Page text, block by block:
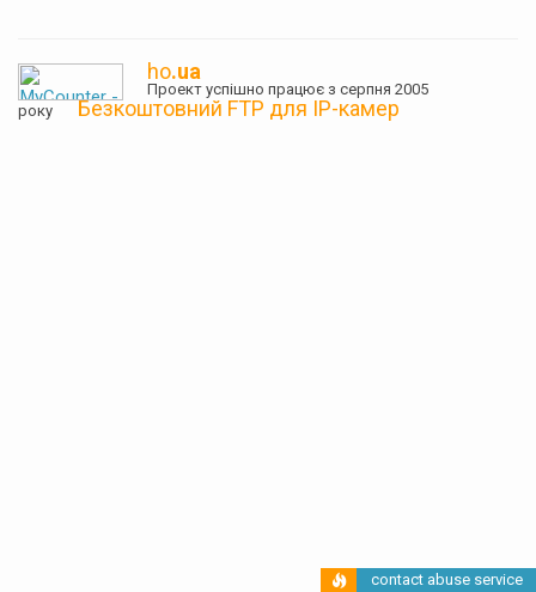
ho.ua
Проект успішно працює з серпня 2005
року Безкоштовний FTP для IP-камер
contact abuse service